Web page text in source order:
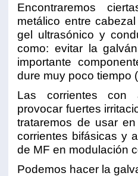
Encontraremos
metálico entre
gel ultrasónico y
como: evitar la
importante
dure muy poco tiempo
Las corrientes con
provocar fuertes
trataremos de usar
corrientes bifásicas y
de MF en modulación
Podemos hacer la